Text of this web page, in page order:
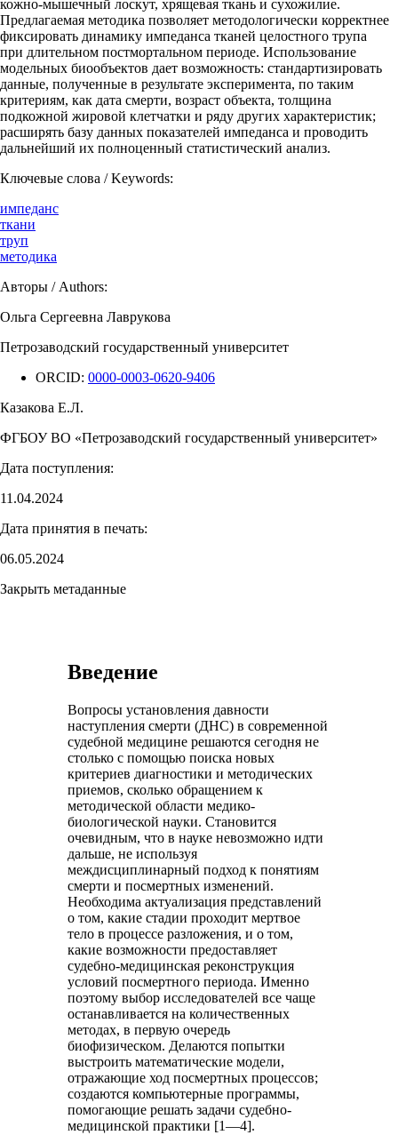
кожно-мышечный лоскут, хрящевая ткань и сухожилие.
Предлагаемая методика позволяет методологически корректнее
фиксировать динамику импеданса тканей целостного трупа
при длительном постмортальном периоде. Использование
модельных биообъектов дает возможность: стандартизировать
данные, полученные в результате эксперимента, по таким
критериям, как дата смерти, возраст объекта, толщина
подкожной жировой клетчатки и ряду других характеристик;
расширять базу данных показателей импеданса и проводить
дальнейший их полноценный статистический анализ.
Ключевые слова / Keywords:
импеданс
ткани
труп
методика
Авторы / Authors:
Ольга Сергеевна Лаврукова
Петрозаводский государственный университет
ORCID: 0000-0003-0620-9406
Казакова Е.Л.
ФГБОУ ВО «Петрозаводский государственный университет»
Дата поступления:
11.04.2024
Дата принятия в печать:
06.05.2024
Закрыть метаданные
Введение
Вопросы установления давности
наступления смерти (ДНС) в современной
судебной медицине решаются сегодня не
столько с помощью поиска новых
критериев диагностики и методических
приемов, сколько обращением к
методической области медико-
биологической науки. Становится
очевидным, что в науке невозможно идти
дальше, не используя
междисциплинарный подход к понятиям
смерти и посмертных изменений.
Необходима актуализация представлений
о том, какие стадии проходит мертвое
тело в процессе разложения, и о том,
какие возможности предоставляет
судебно-медицинская реконструкция
условий посмертного периода. Именно
поэтому выбор исследователей все чаще
останавливается на количественных
методах, в первую очередь
биофизическом. Делаются попытки
выстроить математические модели,
отражающие ход посмертных процессов;
создаются компьютерные программы,
помогающие решать задачи судебно-
медицинской практики [1—4].